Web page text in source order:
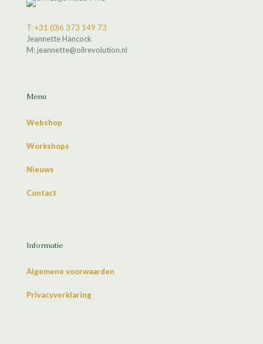
T: +31 (0)6 373 149 73
Jeannette Hancock
M: jeannette@oilrevolution.nl
Menu
Webshop
Workshops
Nieuws
Contact
Informatie
Algemene voorwaarden
Privacyverklaring